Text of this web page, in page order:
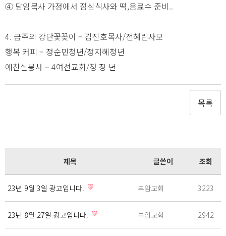
④ 담임목사 가정에서 점심식사와 떡,음료수 준비..
4. 금주의 강단꽃꽂이 – 김진호목사/전혜린사모
행복 커피 – 정순민청년/정지혜청년
애찬실봉사 – 4여선교회/청 장 년
목록
제목 글쓴이 조회
23년 9월 3일 광고입니다. 부암교회 3223
23년 8월 27일 광고입니다. 부암교회 2942